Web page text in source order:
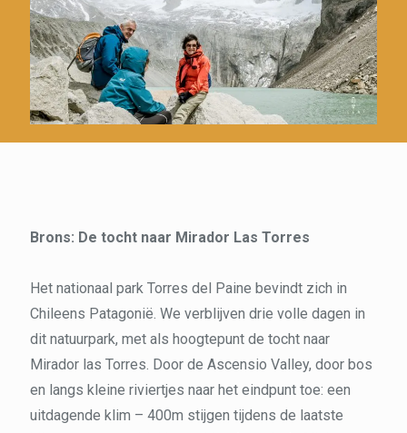
Brons: De tocht naar Mirador Las Torres
Het nationaal park Torres del Paine bevindt zich in
Chileens Patagonië. We verblijven drie volle dagen in
dit natuurpark, met als hoogtepunt de tocht naar
Mirador las Torres. Door de Ascensio Valley, door bos
en langs kleine riviertjes naar het eindpunt toe: een
uitdagende klim – 400m stijgen tijdens de laatste